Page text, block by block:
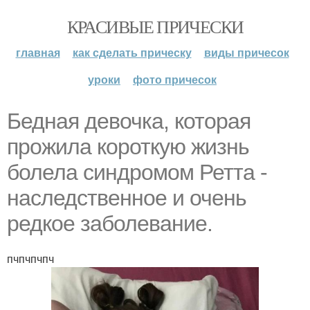
КРАСИВЫЕ ПРИЧЕСКИ
главная как сделать прическу
виды причесок
уроки
фото причесок
Бедная девочка, которая
прожила короткую жизнь
болела синдромом Ретта -
наследственное и очень
редкое заболевание.
пчпчпчпч